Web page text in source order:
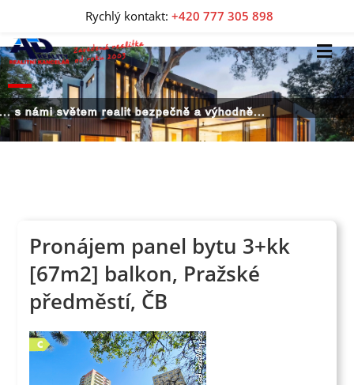
s námi světem realit bezpečně a výhodně...
Pronájem panel bytu 3+kk
[67m2] balkon, Pražské
předměstí, ČB
Rychlý kontakt: +420 777 305 898